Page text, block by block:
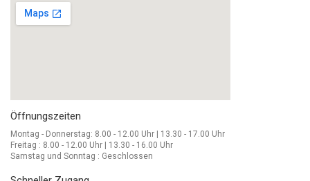
Schlup AG
Burgerrietstr. 4 8730 Uznach, CH-SG 077 513 24 36
Öffnungszeiten
Montag - Donnerstag: 8.00 - 12.00 Uhr | 13.30 - 17.00 Uhr
Freitag : 8.00 - 12.00 Uhr | 13.30 - 16.00 Uhr
Samstag und Sonntag : Geschlossen